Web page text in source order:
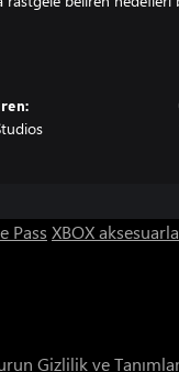
Pass XBOX
Gizlilik ve